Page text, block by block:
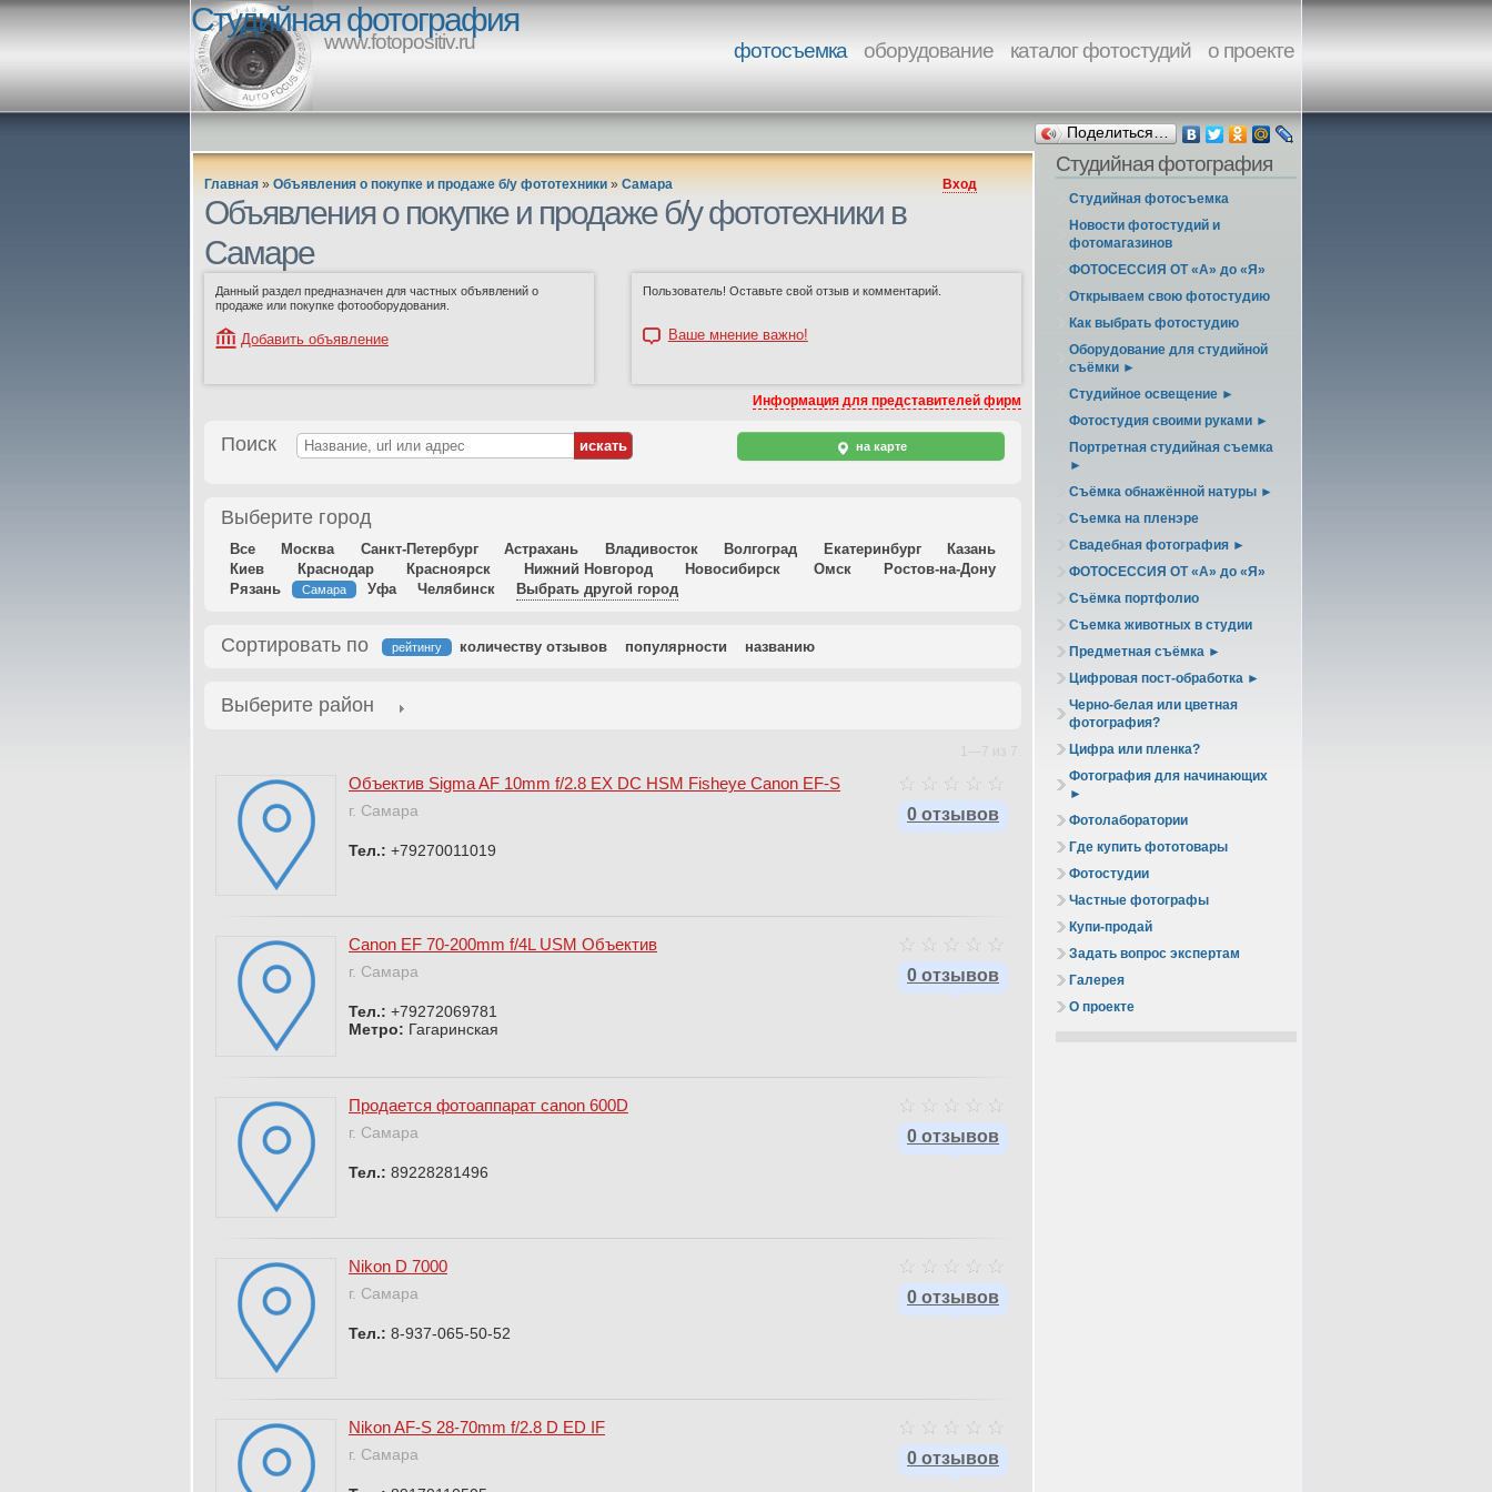
Студийная фотография
www.fotopositiv.ru фотосъемка оборудование каталог фотостудий о проекте
Поделиться…
Главная » Объявления о покупке и продаже б/у фототехники » Самара Вход
Объявления о покупке и продаже б/у фототехники в
Самаре
Данный раздел предназначен для частных объявлений о
продаже или покупке фотооборудования.
Добавить объявление
Пользователь! Оставьте свой отзыв и комментарий.
Ваше мнение важно!
Информация для представителей фирм
Поиск на карте
Выберите город
Все Москва Санкт-Петербург Астрахань Владивосток Волгоград Екатеринбург
Казань
Киев
Краснодар Красноярск Нижний Новгород Новосибирск Омск
Ростов-на-Дону
Рязань
Самара Уфа Челябинск Выбрать другой город
Сортировать по рейтингу количеству отзывов популярности названию
Выберите район
0 отзывов
Объектив Sigma AF 10mm f/2.8 EX DC HSM Fisheye Canon EF-S
г. Самара
Тел.: +79270011019
0 отзывов
Canon EF 70-200mm f/4L USM Объектив
г. Самара
Тел.: +79272069781
Метро: Гагаринская
0 отзывов
Продается фотоаппарат canon 600D
г. Самара
Тел.: 89228281496
0 отзывов
Nikon D 7000
г. Самара
Тел.: 8-937-065-50-52
0 отзывов
Nikon AF-S 28-70mm f/2.8 D ED IF
г. Самара
Студийная фотография
Студийная фотосъемка
Новости фотостудий и
фотомагазинов
ФОТОСЕССИЯ ОТ «А» до «Я»
Открываем свою фотостудию
Как выбрать фотостудию
Оборудование для студийной
съёмки ►
Студийное освещение ►
Фотостудия своими руками ►
Портретная студийная съемка
►
Съёмка обнажённой натуры ►
Съемка на пленэре
Свадебная фотография ►
ФОТОСЕССИЯ ОТ «А» до «Я»
Съёмка портфолио
Съемка животных в студии
Предметная съёмка ►
Цифровая пост-обработка ►
Черно-белая или цветная
фотография?
Цифра или пленка?
Фотография для начинающих
►
Фотолаборатории
Где купить фототовары
Фотостудии
Частные фотографы
Купи-продай
Задать вопрос экспертам
Галерея
О проекте